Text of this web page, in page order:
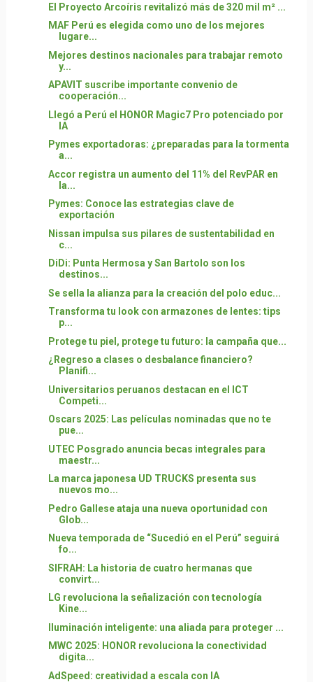
El Proyecto Arcoíris revitalizó más de 320 mil m² ...
MAF Perú es elegida como uno de los mejores
lugare...
Mejores destinos nacionales para trabajar remoto
y...
APAVIT suscribe importante convenio de
cooperación...
Llegó a Perú el HONOR Magic7 Pro potenciado por
IA
Pymes exportadoras: ¿preparadas para la tormenta
a...
Accor registra un aumento del 11% del RevPAR en
la...
Pymes: Conoce las estrategias clave de
exportación
Nissan impulsa sus pilares de sustentabilidad en
c...
DiDi: Punta Hermosa y San Bartolo son los
destinos...
Se sella la alianza para la creación del polo educ...
Transforma tu look con armazones de lentes: tips
p...
Protege tu piel, protege tu futuro: la campaña que...
¿Regreso a clases o desbalance financiero?
Planifi...
Universitarios peruanos destacan en el ICT
Competi...
Oscars 2025: Las películas nominadas que no te
pue...
UTEC Posgrado anuncia becas integrales para
maestr...
La marca japonesa UD TRUCKS presenta sus
nuevos mo...
Pedro Gallese ataja una nueva oportunidad con
Glob...
Nueva temporada de “Sucedió en el Perú” seguirá
fo...
SIFRAH: La historia de cuatro hermanas que
convirt...
LG revoluciona la señalización con tecnología
Kine...
Iluminación inteligente: una aliada para proteger ...
MWC 2025: HONOR revoluciona la conectividad
digita...
AdSpeed: creatividad a escala con IA